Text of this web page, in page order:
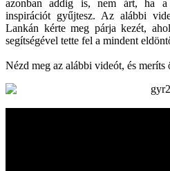
azonban addig is, nem árt, ha a
inspirációt gyűjtesz. Az alábbi
Lankán kérte meg párja kezét,
segítségével tette fel a mindent
Nézd meg az alábbi videót, és meríts